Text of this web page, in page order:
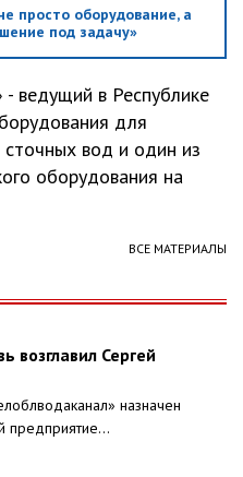
просто оборудование, а
под задачу»
ведущий в Республике
для
вод и один из
оборудования на
ВСЕ МАТЕРИАЛЫ
возглавил Сергей
назначен
предприятие...